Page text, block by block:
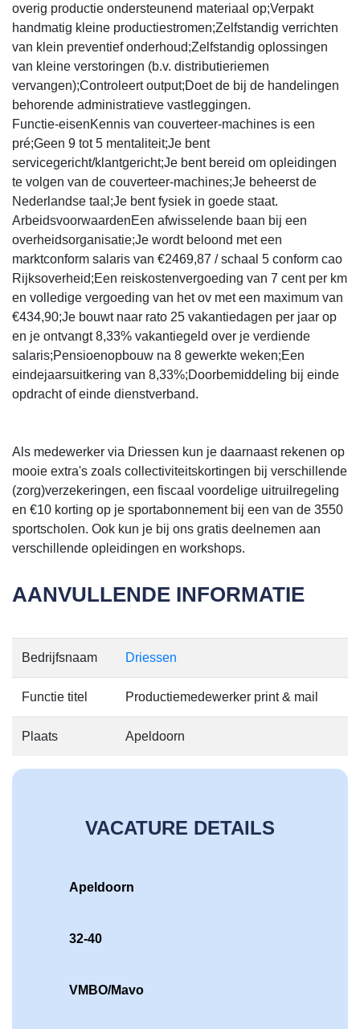
overig productie ondersteunend materiaal op;Verpakt
handmatig kleine productiestromen;Zelfstandig verrichten
van klein preventief onderhoud;Zelfstandig oplossingen
van kleine verstoringen (b.v. distributieriemen
vervangen);Controleert output;Doet de bij de handelingen
behorende administratieve vastleggingen.
Functie-eisenKennis van couverteer-machines is een
pré;Geen 9 tot 5 mentaliteit;Je bent
servicegericht/klantgericht;Je bent bereid om opleidingen
te volgen van de couverteer-machines;Je beheerst de
Nederlandse taal;Je bent fysiek in goede staat.
ArbeidsvoorwaardenEen afwisselende baan bij een
overheidsorganisatie;Je wordt beloond met een
marktconform salaris van €2469,87 / schaal 5 conform cao
Rijksoverheid;Een reiskostenvergoeding van 7 cent per km
en volledige vergoeding van het ov met een maximum van
€434,90;Je bouwt naar rato 25 vakantiedagen per jaar op
en je ontvangt 8,33% vakantiegeld over je verdiende
salaris;Pensioenopbouw na 8 gewerkte weken;Een
eindejaarsuitkering van 8,33%;Doorbemiddeling bij einde
opdracht of einde dienstverband.
Als medewerker via Driessen kun je daarnaast rekenen op
mooie extra's zoals collectiviteitskortingen bij verschillende
(zorg)verzekeringen, een fiscaal voordelige uitruilregeling
en €10 korting op je sportabonnement bij een van de 3550
sportscholen. Ook kun je bij ons gratis deelnemen aan
verschillende opleidingen en workshops.
AANVULLENDE INFORMATIE
Bedrijfsnaam Driessen
Functie titel Productiemedewerker print & mail
Plaats Apeldoorn
VACATURE DETAILS
Apeldoorn
32-40
VMBO/Mavo